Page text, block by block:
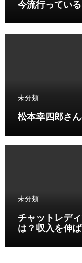
今流行ってい
未分類
松本幸四郎さ
未分類
チャットレデ
は？収入を伸